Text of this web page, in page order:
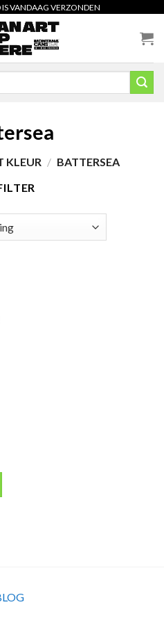
VANDAAG VERZONDEN
KLEUR / BATTERSEA
fietsverf in 400ml spuitbus aantal